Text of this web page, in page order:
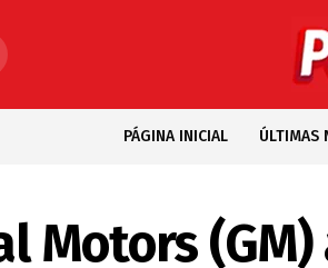
PÁGINA INICIAL ÚLTIMAS
Motors